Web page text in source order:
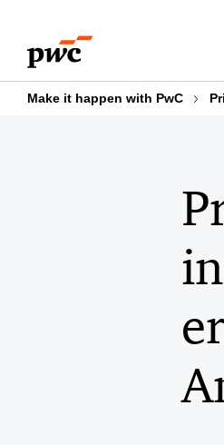
content
footer
Make it happen with PwC